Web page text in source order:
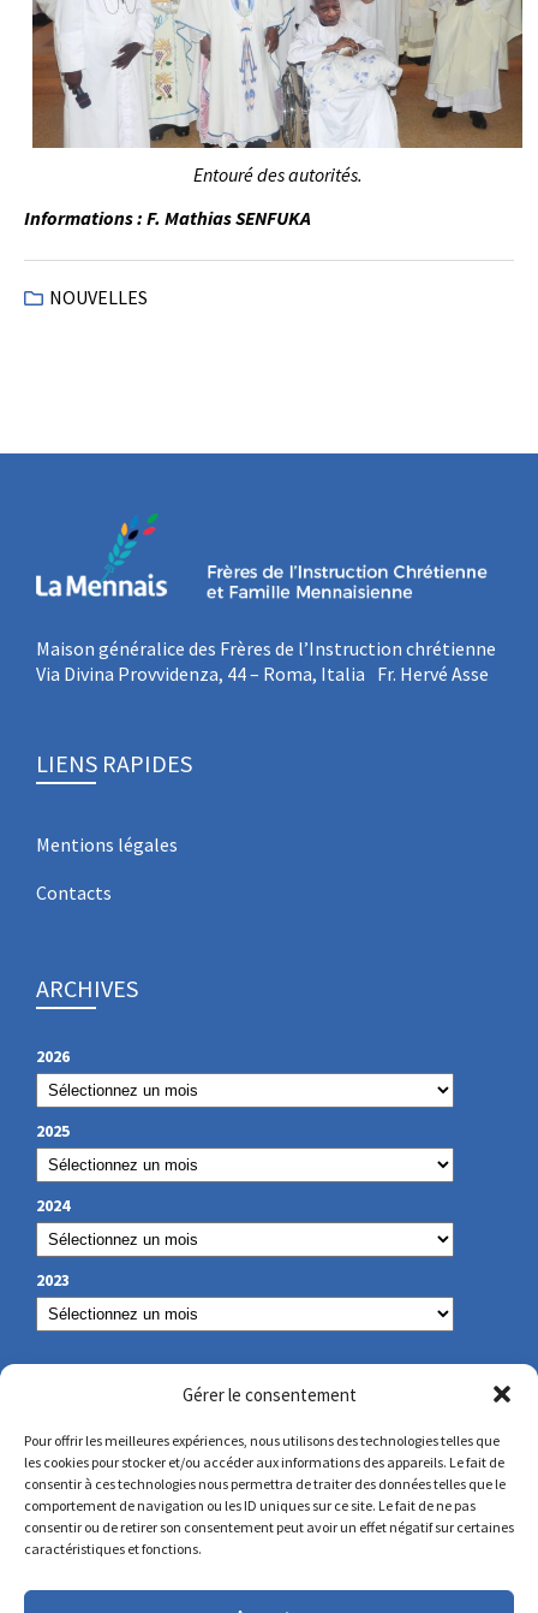
Gérer le consentement
Pour offrir les meilleures expériences, nous utilisons des technologies telles que
les cookies pour stocker et/ou accéder aux informations des appareils. Le fait de
consentir à ces technologies nous permettra de traiter des données telles que le
comportement de navigation ou les ID uniques sur ce site. Le fait de ne pas
consentir ou de retirer son consentement peut avoir un effet négatif sur certaines
caractéristiques et fonctions.
Entouré des autorités.
Informations : F. Mathias SENFUKA
NOUVELLES
Maison généralice des Frères de l’Instruction chrétienne
Via Divina Provvidenza, 44 – Roma, Italia Fr. Hervé Asse
LIENS RAPIDES
Mentions légales
Contacts
ARCHIVES
2026
2025
2024
2023
NOS COORDONNÉES
secretariat@lamennais.org
protectionenfance@lamennais.org